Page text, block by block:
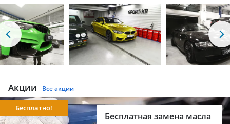
Акции Все акции
Бесплатная замена масла
Бесплатно!